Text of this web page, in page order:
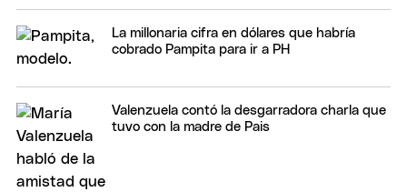
La millonaria cifra en dólares que habría
cobrado Pampita para ir a PH
Valenzuela contó la desgarradora charla que
tuvo con la madre de Pais